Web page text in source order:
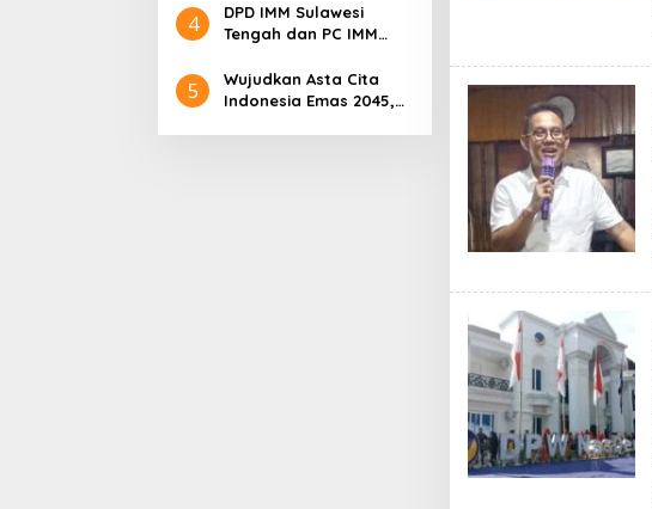
4
DPD IMM Sulawesi
Tengah dan PC IMM
Mantan Kapolresta
Palu
5
Wujudkan Asta Cita
Indonesia Emas 2045,